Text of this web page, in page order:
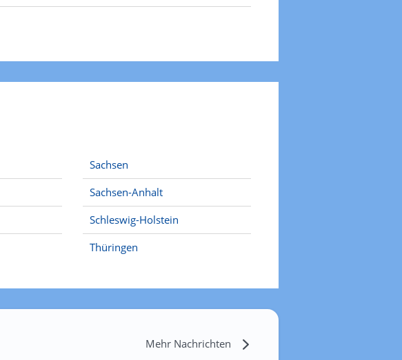
Sachsen
Sachsen-Anhalt
Schleswig-Holstein
Thüringen
Mehr Nachrichten